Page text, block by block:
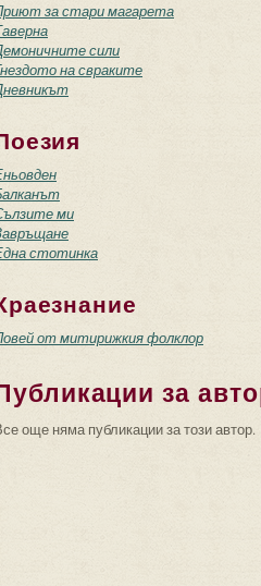
за стари магарета
сили
на свраките
ми
стотинка
от митирижкия фолклор
за
още няма публикации за този автор.